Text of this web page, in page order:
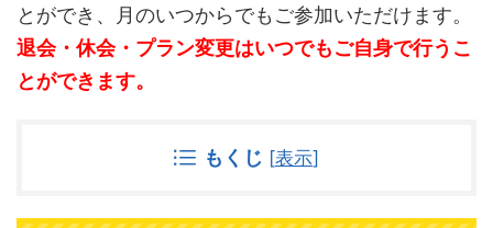
とができ、月のいつからでもご参加いただけます。
退会・休会・プラン変更はいつでもご自身で行うこ
とができます。
もくじ [表示]